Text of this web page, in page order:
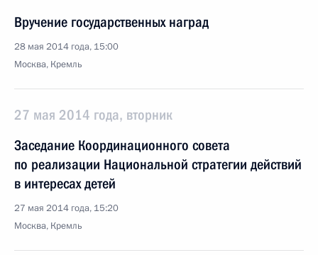
Вручение государственных наград
28 мая 2014 года, 15:00
Москва, Кремль
27 мая 2014 года, вторник
Заседание Координационного совета
по реализации Национальной стратегии действий
в интересах детей
27 мая 2014 года, 15:20
Москва, Кремль